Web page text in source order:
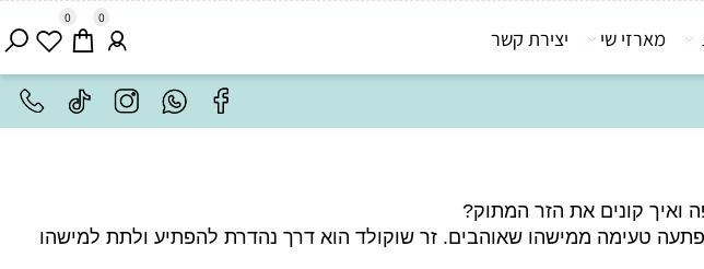
0 0
מארזי שי יצירת קשר
קונים את הזר המתוק?
טעימה ממישהו שאוהבים. זר שוקולד הוא דרך נהדרת להפתיע ולתת למישהו